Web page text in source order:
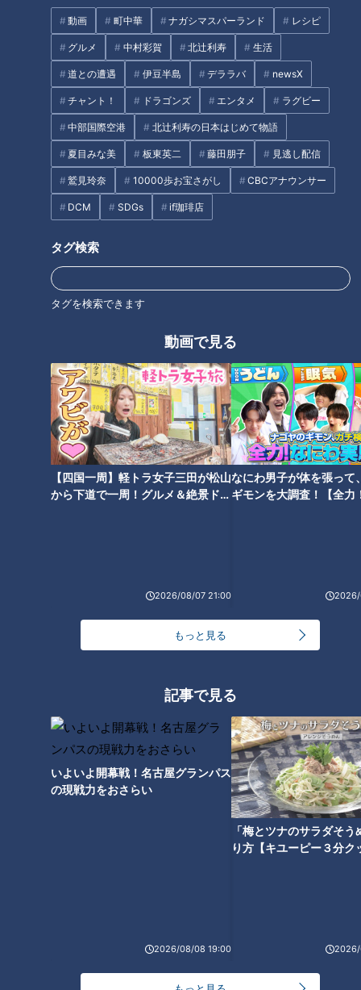
動画 町中華 ナガシマスパーランド レシピ
グルメ 中村彩賀 北辻利寿 生活
道との遭遇 伊豆半島 デララバ newsX
チャント！ ドラゴンズ エンタメ ラグビー
中部国際空港 北辻利寿の日本はじめて物語
夏目みな美 板東英二 藤田朋子 見逃し配信
鷲見玲奈 10000歩お宝さがし CBCアナウンサー
DCM SDGs if珈琲店
タグ検索
タグを検索できます
動画で見る
【四国一周】軽トラ女子三田が松山
から下道で一周！グルメ＆絶景ドラ
2026/08/07 21:00
なにわ男子が体を張って
ギモンを大調査！【全力
2026/
もっと見る
記事で見る
いよいよ開幕戦！名古屋グランパス
の現戦力をおさらい
2026/08/08 19:00
「梅とツナのサラダそう
り方【キユーピー３分ク
2026/
ナイトツアーや市場のセリ体験など、55個の体験プログラム
を提供しています。
CBCテレビ『花咲かタイムズ』
中でもこの時季のオススメは、「渥美半島とまとランド」で体
（中学生以上2000円、小学生1,000円、未就学児無料）。
トマトを狩りながらクイズを解いていくのが魅力で、トマトに
ついて学べるのはもちろん、正解数に応じて1パックプレゼン
トもうれしいポイント！
こちらの畑では、独特な栽培法が話題。通常の水やりに加え、
昆布・干し椎茸・カツオ節から取った“天然の出汁”と“伊良湖
温泉”をブレンドして定期的にトマトに与えています。
そんな農園独自の栽培法で育ったトマトは、その名も「出汁推
し実（だしおしみ）」。データにも表れていて、うまみ成分は
一般的なトマトと比べ1.5倍も多いそう。体験は、毎週土曜日
と日曜日に開催。「出汁推し実」は、インターネットでお取り